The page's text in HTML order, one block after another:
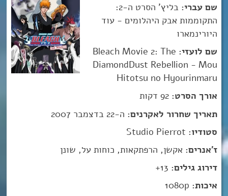
שם עברי:
בליץ' הסרט ה-2:
התקוממות אבק היהלומים - עוד
היורינמארו
שם לועזי: Bleach Movie 2: The
DiamondDust Rebellion - Mou
Hitotsu no Hyourinmaru
אורך הסרט: 92 דקות
תאריך שחרור לאקרנים: ה-22 בדצמבר 2007
סטודיו:
ז'אנרים: אקשן, הרפתקאות, כוחות על, שונן
דירוג גילים:
איכות: